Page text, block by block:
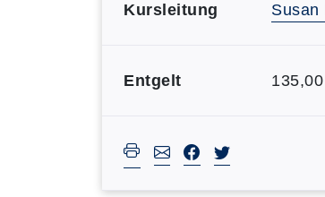
Kursleitung Susan
Entgelt